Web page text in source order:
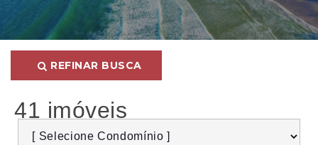
REFINAR BUSCA
41 imóveis